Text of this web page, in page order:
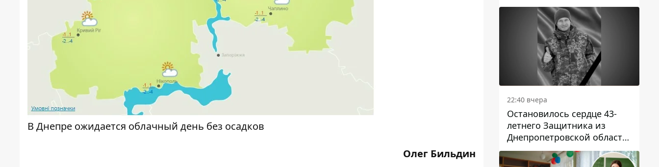
В Днепре ожидается облачный день без осадков
Олег Бильдин
22:40 вчера
Остановилось сердце 43-
летнего Защитника из
Днепропетровской области
Евгения Зинченко